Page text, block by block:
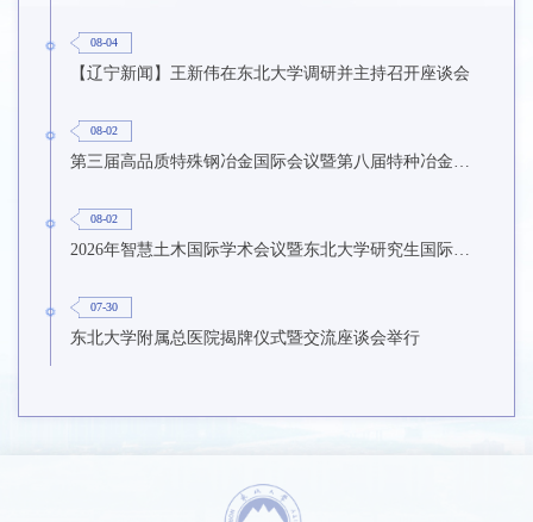
08-04
【辽宁新闻】王新伟在东北大学调研并主持召开座谈会
08-02
08-02
2026年智慧土木国际学术会议暨东北大学研究生国际暑期学校第九期在东北大学召开
07-30
东北大学附属总医院揭牌仪式暨交流座谈会举行